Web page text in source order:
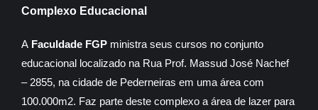
Complexo Educacional
A Faculdade FGP ministra seus cursos no conjunto
educacional localizado na Rua Prof. Massud José Nachef
– 2855, na cidade de Pederneiras em uma área com
100.000m2. Faz parte deste complexo a área de lazer para